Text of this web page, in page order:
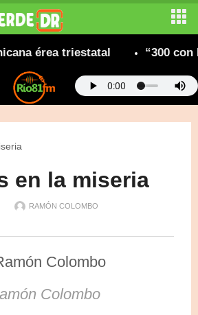
érea triestatal “300 con
en la miseria
RAMÓN COLOMBO
Colombo